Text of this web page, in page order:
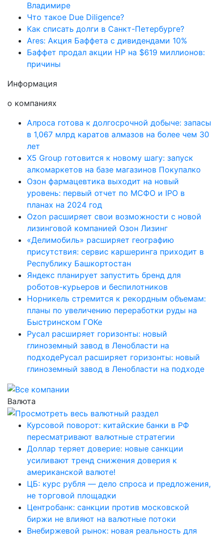
Владимире
Что такое Due Diligence?
Как списать долги в Санкт-Петербурге?
Ares: Акция Баффета с дивидендами 10%
Баффет продал акции HP на $619 миллионов:
причины
Информация
о компаниях
Алроса готова к долгосрочной добыче: запасы
в 1,067 млрд каратов алмазов на более чем 30
лет
X5 Group готовится к новому шагу: запуск
алкомаркетов на базе магазинов Покупалко
Озон фармацевтика выходит на новый
уровень: первый отчет по МСФО и IPO в
планах на 2024 год
Ozon расширяет свои возможности с новой
лизинговой компанией Озон Лизинг
«Делимобиль» расширяет географию
присутствия: сервис каршеринга приходит в
Республику Башкортостан
Яндекс планирует запустить бренд для
роботов-курьеров и беспилотников
Норникель стремится к рекордным объемам:
планы по увеличению переработки руды на
Быстринском ГОКе
Русал расширяет горизонты: новый
глиноземный завод в Ленобласти на
подходеРусал расширяет горизонты: новый
глиноземный завод в Ленобласти на подходе
Валюта
Курсовой поворот: китайские банки в РФ
пересматривают валютные стратегии
Доллар теряет доверие: новые санкции
усиливают тренд снижения доверия к
американской валюте!
ЦБ: курс рубля — дело спроса и предложения,
не торговой площадки
Центробанк: санкции против московской
биржи не влияют на валютные потоки
Внебиржевой рынок: новая реальность для